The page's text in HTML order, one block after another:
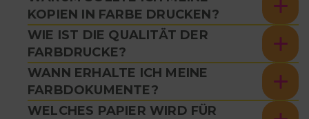
KOPIEN IN FARBE DRUCKEN?
WIE IST DIE QUALITÄT DER
FARBDRUCKE?
WANN ERHALTE ICH MEINE
FARBDOKUMENTE?
WELCHES PAPIER WIRD FÜR